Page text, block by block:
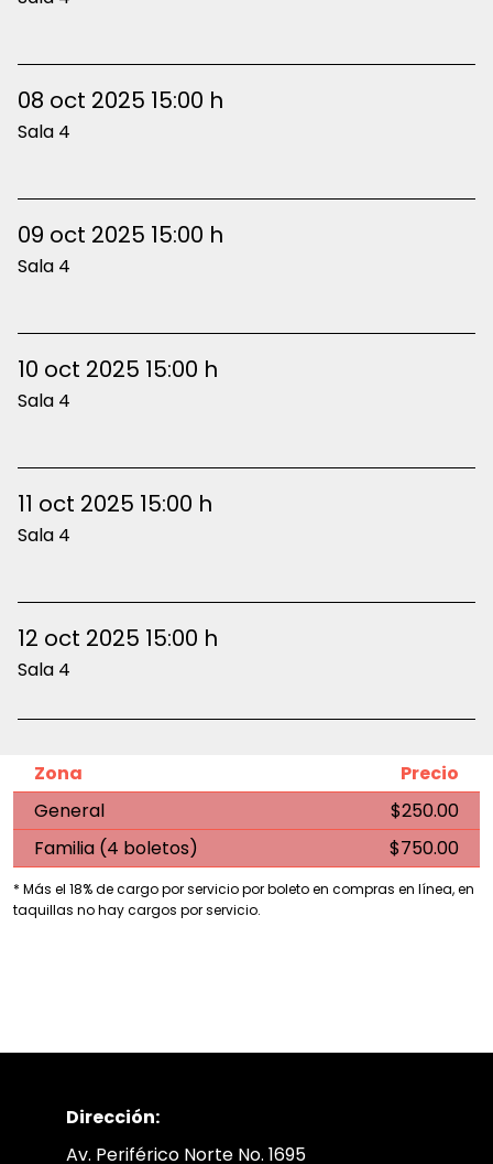
08 oct 2025 15:00 h
Sala 4
09 oct 2025 15:00 h
Sala 4
10 oct 2025 15:00 h
Sala 4
11 oct 2025 15:00 h
Sala 4
12 oct 2025 15:00 h
Sala 4
Zona
Precio
General
$250.00
Familia (4 boletos)
$750.00
* Más el 18% de cargo por servicio por boleto en compras en línea, en
taquillas no hay cargos por servicio.
Dirección:
Av. Periférico Norte No. 1695